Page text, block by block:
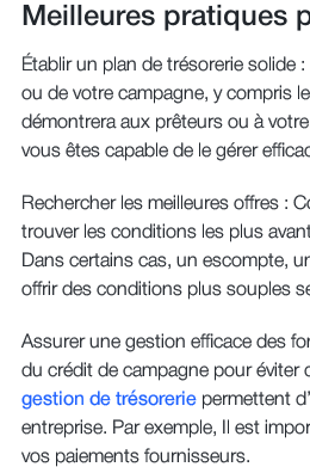
Meilleures pratiques
Établir un plan de trésorerie solide
ou de votre campagne, y compris
démontrera aux prêteurs ou à
vous êtes capable de le gérer
Rechercher les meilleures offres :
trouver les conditions les plus
Dans certains cas, un escompte,
offrir des conditions plus souples
Assurer une gestion efficace des
du crédit de campagne pour éviter
gestion de trésoreriepermettent
entreprise. Par exemple, Il est
vos paiements fournisseurs.